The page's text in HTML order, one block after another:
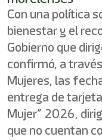
Con una política
bienestar y el
Gobierno que
confirmó, a
Mujeres, las
entrega de
Mujer” 2026,
que no cuentan